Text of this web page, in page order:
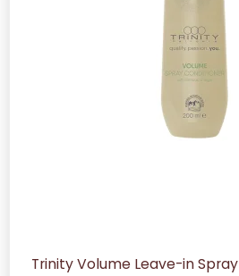
Trinity Volume Leave-in Spray